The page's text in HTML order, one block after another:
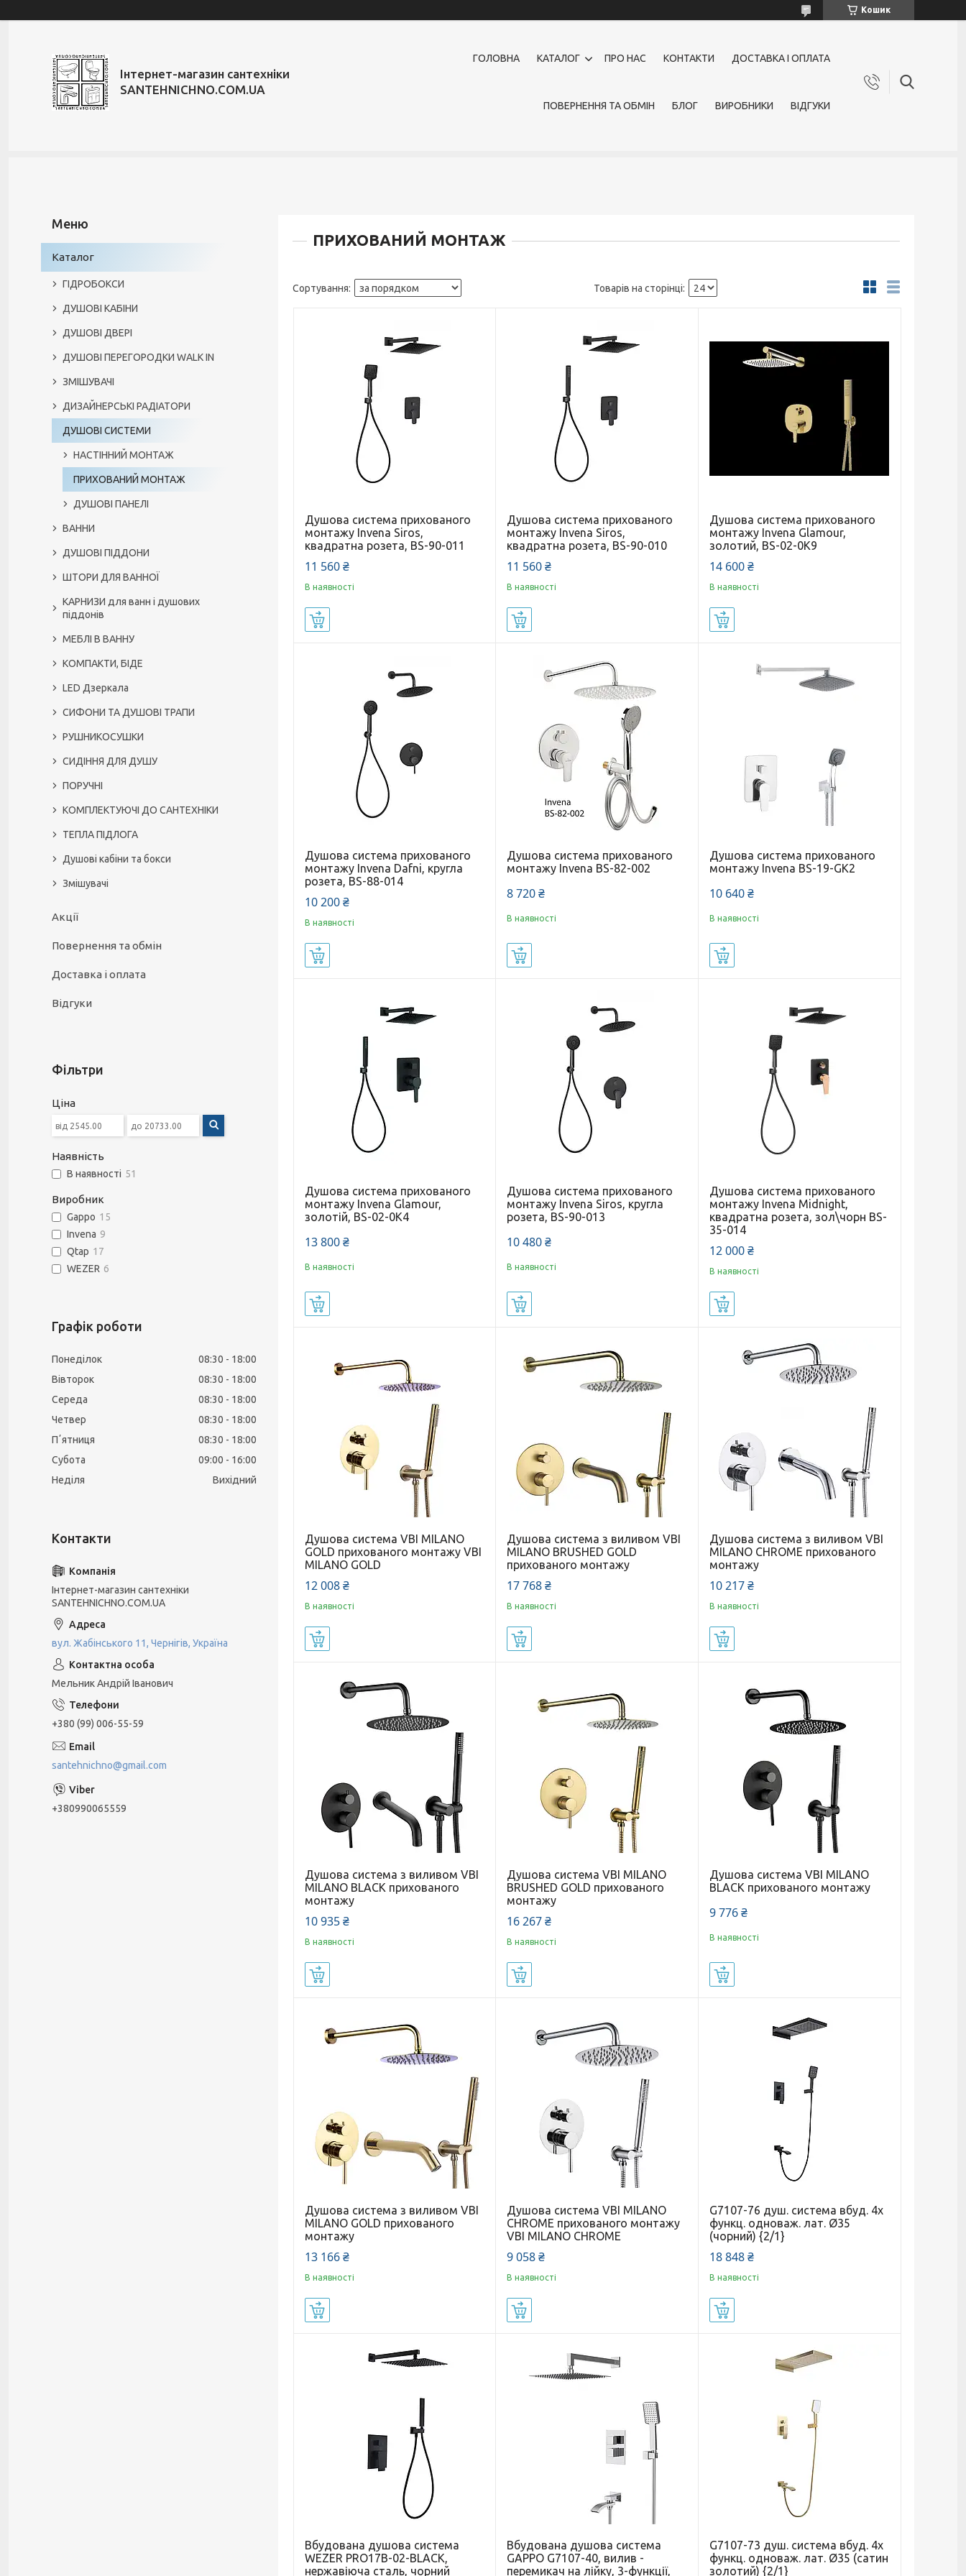
Кошик
Інтернет-магазин сантехніки
SANTEHNICHNO.COM.UA
ГОЛОВНА КАТАЛОГ ПРО НАС КОНТАКТИ ДОСТАВКА І ОПЛАТА
ПОВЕРНЕННЯ ТА ОБМІН БЛОГ ВИРОБНИКИ ВІДГУКИ
ПРИХОВАНИЙ МОНТАЖ
Душова система прихованого
монтажу Invena Siros,
квадратна розета, BS-90-011
11 560 ₴
В наявності
Душова система прихованого
монтажу Invena Siros,
квадратна розета, BS-90-010
11 560 ₴
В наявності
Душова система прихованого
монтажу Invena Glamour,
золотий, BS-02-0K9
14 600 ₴
В наявності
Душова система прихованого
монтажу Invena Dafni, кругла
розета, BS-88-014
10 200 ₴
В наявності
Душова система прихованого
монтажу Invena BS-82-002
8 720 ₴
В наявності
Душова система прихованого
монтажу Invena BS-19-GK2
10 640 ₴
В наявності
Душова система прихованого
монтажу Invena Glamour,
золотій, BS-02-0K4
13 800 ₴
В наявності
Душова система прихованого
монтажу Invena Siros, кругла
розета, BS-90-013
10 480 ₴
В наявності
Душова система прихованого
монтажу Invena Midnight,
квадратна розета, зол\чорн BS-
35-014
12 000 ₴
В наявності
Душова система VBI MILANO
GOLD прихованого монтажу VBI
MILANO GOLD
12 008 ₴
В наявності
Душова система з виливом VBI
MILANO BRUSHED GOLD
прихованого монтажу
17 768 ₴
В наявності
Душова система з виливом VBI
MILANO CHROME прихованого
монтажу
10 217 ₴
В наявності
Душова система з виливом VBI
MILANO BLACK прихованого
монтажу
10 935 ₴
В наявності
Душова система VBI MILANO
BRUSHED GOLD прихованого
монтажу
16 267 ₴
В наявності
Душова система VBI MILANO
BLACK прихованого монтажу
9 776 ₴
В наявності
Душова система з виливом VBI
MILANO GOLD прихованого
монтажу
13 166 ₴
В наявності
Душова система VBI MILANO
CHROME прихованого монтажу
VBI MILANO CHROME
9 058 ₴
В наявності
G7107-76 душ. система вбуд. 4х
функц. одноваж. лат. Ø35
(чорний) {2/1}
18 848 ₴
В наявності
Вбудована душова система
WEZER PRO17B-02-BLACK,
нержавіюча сталь, чорний
Вбудована душова система
GAPPO G7107-40, вилив -
перемикач на лійку, 3-функції,
G7107-73 душ. система вбуд. 4х
функц. одноваж. лат. Ø35 (сатин
золотий) {2/1}
Каталог
ГІДРОБОКСИ
ДУШОВІ КАБІНИ
ДУШОВІ ДВЕРІ
ДУШОВІ ПЕРЕГОРОДКИ WALK IN
ЗМІШУВАЧІ
ДИЗАЙНЕРСЬКІ РАДІАТОРИ
ДУШОВІ СИСТЕМИ
НАСТІННИЙ МОНТАЖ
ПРИХОВАНИЙ МОНТАЖ
ДУШОВІ ПАНЕЛІ
ВАННИ
ДУШОВІ ПІДДОНИ
ШТОРИ ДЛЯ ВАННОЇ
КАРНИЗИ для ванн і душових
піддонів
МЕБЛІ В ВАННУ
КОМПАКТИ, БІДЕ
LED Дзеркала
СИФОНИ ТА ДУШОВІ ТРАПИ
РУШНИКОСУШКИ
СИДІННЯ ДЛЯ ДУШУ
ПОРУЧНІ
КОМПЛЕКТУЮЧІ ДО САНТЕХНІКИ
ТЕПЛА ПІДЛОГА
Душові кабіни та бокси
Змішувачі
Акції
Повернення та обмін
Доставка і оплата
Відгуки
Фільтри
Ціна
Наявність
В наявності 51
Виробник
Gappo 15
Invena 9
Qtap 17
WEZER 6
Графік роботи
Понеділок 08:30
18:00
Вівторок
08:30
18:00
Середа
08:30
18:00
Четвер
08:30
18:00
Пʼятниця
08:30
18:00
Субота
09:00
16:00
Неділя
Вихідний
Інтернет-магазин сантехніки
SANTEHNICHNO.COM.UA
вул. Жабінського 11, Чернігів, Україна
Мельник Андрій Іванович
+380 (99) 006-55-59
santehnichno@gmail.com
+380990065559